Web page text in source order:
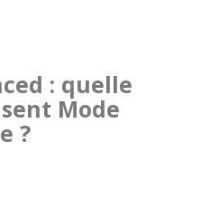
: quelle
Mode
?